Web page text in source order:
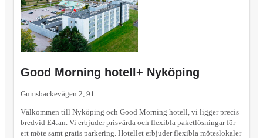
Good Morning hotell+ Nyköping
Gumsbackevägen 2, 91
Välkommen till Nyköping och Good Morning hotell, vi ligger precis
bredvid E4:an. Vi erbjuder prisvärda och flexibla paketlösningar för
ert möte samt gratis parkering. Hotellet erbjuder flexibla möteslokaler